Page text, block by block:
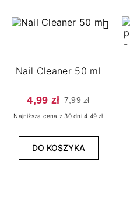
Nail Cleaner 50 ml
4,99 zł 7,99 zł
Najniższa cena z 30 dni 4.49 zł
DO KOSZYKA